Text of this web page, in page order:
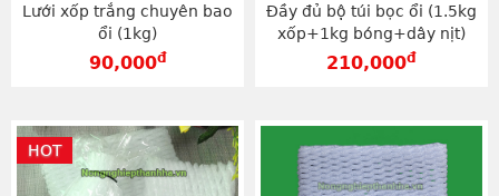
Lưới xốp trắng chuyên bao
ổi (1kg)
90,000đ
Đầy đủ bộ túi bọc ổi (1.5kg
xốp+1kg bóng+dây nịt)
210,000đ
HOT